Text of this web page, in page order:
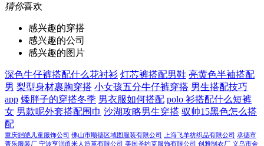
猜你喜欢
感兴趣的穿搭
感兴趣的公司
感兴趣的图片
深色牛仔裤搭配什么花衬衫 灯芯裤搭配男鞋 亮黄色半袖搭配
男 梨型身材裹胸穿搭 小女孩五分牛仔裤穿搭 男生搭配技巧
app 矮胖子的穿搭冬季 男衣服如何搭配 polo 衫搭配什么短裤
女 男款呢外套搭配围巾 沙湖攻略男生穿搭 驭帅15黑色怎么搭
配
重庆皑皑儿童服饰公司 佛山市顺德区域图服装有限公司 上海飞羊纺织品有限公司 承德市
普乐服装厂 宁波亨润甬米人造革有限公司 美国圣约克服饰有限公司 创雅制衣厂 义乌市金